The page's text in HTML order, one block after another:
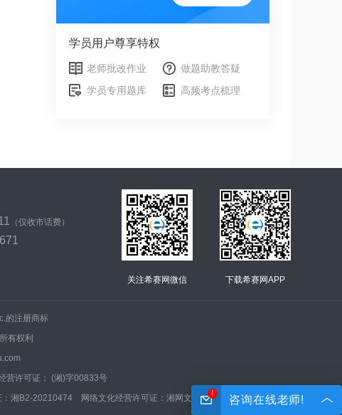
学员用户尊享特权
老师批改作业
做题助教答疑
学员专用题库
高频考点梳理
（仅收市话费）
关注希赛网微信 下载希赛网APP
的注册商标
有权利
许可证： (湘)字00833号
湘B2-20210474 网络文化经营许可证：湘网文(2022)0042-005号
! 咨询在线老师!